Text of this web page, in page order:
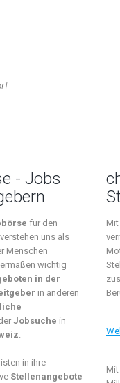
- Jobs
für den
uns als
Menschen
wichtig
in der
in anderen
Jobsuche in
.
in ihre
Stellenangebote